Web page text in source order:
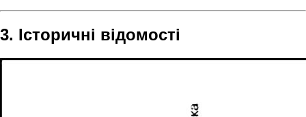
3. Історичні відомості